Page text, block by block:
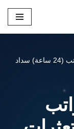
تسديد قروض 36 راتب (24 ساعة) سداد
قروض 36 راتب